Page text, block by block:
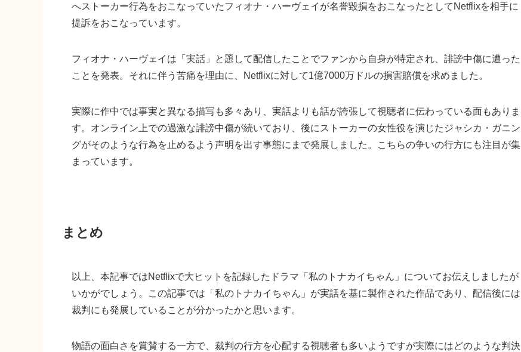
へストーカー行為をおこなっていたフィオナ・ハーヴェイが名誉毀損をおこなったとしてNetflixを相手に
提訴をおこなっています。
フィオナ・ハーヴェイは「実話」と題して配信したことでファンから自身が特定され、誹謗中傷に遭った
ことを発表。それに伴う苦痛を理由に、Netflixに対して1億7000万ドルの損害賠償を求めました。
実際に作中では事実と異なる描写も多々あり、実話よりも話が誇張して視聴者に伝わっている面もありま
す。オンライン上での過激な誹謗中傷が続いており、後にストーカーの女性役を演じたジャシカ・ガニン
グがそのような行為を止めるよう声明を出す事態にまで発展しました。こちらの争いの行方にも注目が集
まっています。
まとめ
以上、本記事ではNetflixで大ヒットを記録したドラマ「私のトナカイちゃん」についてお伝えしましたが
いかがでしょう。この記事では「私のトナカイちゃん」が実話を基に製作された作品であり、配信後には
裁判にも発展していることが分かったかと思います。
物語の面白さを賞賛する一方で、裁判の行方を心配する視聴者も多いようですが実際にはどのような判決